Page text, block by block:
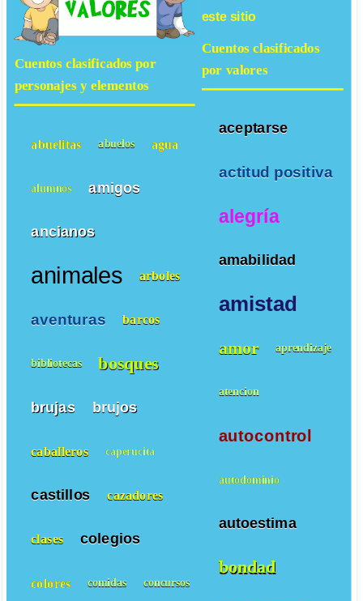
este sitio
Cuentos clasificados
por valores
aceptarse
actitud positiva
alegría
amabilidad
amistad
amor aprendizaje
atencion
autocontrol
autodominio
autoestima
bondad
Cuentos clasificados por
personajes y elementos
abuelitas abuelos agua
alumnos amigos
ancianos
animales arboles
aventuras barcos
bibliotecas bosques
brujas brujos
caballeros caperucita
castillos cazadores
clases colegios
colores comidas concursos